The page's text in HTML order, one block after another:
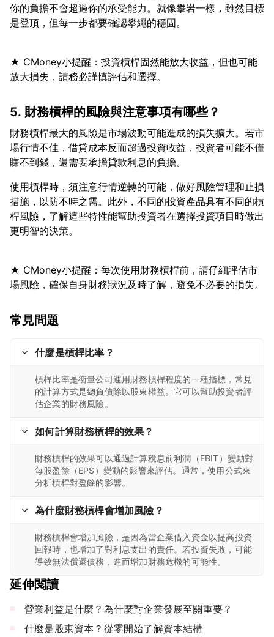
你的負擔不會超過你的承受能力。就像攀岩一樣，雖然目標
★ CMoney小提醒：投資槓桿固然能放大收益，但也可能
5. 財務槓桿的風險與注意事項有哪些？
財務槓桿最大的風險是市場波動可能造成的損失擴大。若市
場行情不佳，借貸成本反而超過投資收益，投資者可能不僅
使用槓桿時，須注意行情逆轉的可能，做好風險管理和止損
措施，以防不時之需。此外，不同的投資產品具有不同的槓
桿風險，了解這些特性能幫助投資者在選擇投資項目時做出
★ CMoney小提醒：每次使用財務槓桿前，請仔細評估市
常見問題
什麼是槓桿比率？
槓桿比率是衡量公司運用財務槓桿程度的一種指標，常見
的計算方式是總負債除以股東權益。它可以幫助投資者評
估企業的財務風險。
如何計算財務槓桿的效果？
財務槓桿的效果可以通過計算稅息前利潤（EBIT）變動對
每股盈餘（EPS）變動的影響來評估。通常，使用公式來
分析槓桿對盈餘的影響。
為什麼財務槓桿會增加風險？
財務槓桿會增加風險，是因為當企業借入資金以提高投資
回報時，也增加了對利息支出的責任。若投資失敗，可能
導致無法償還債務，進而增加財務危機的可能性。
延伸閱讀
營業利益是什麼？為什麼對企業發展至關重要？
什麼是股東資本？從零開始了解資本結構